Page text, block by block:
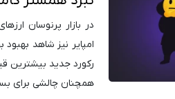
در بازار پرنوسان
امپایر نیز شاهد
همچنان چالشی برای